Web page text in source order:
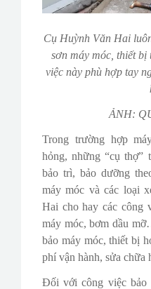
Cụ Huỳnh Văn Hai
sơn máy móc, thiết
việc này phù hợp tay
ẢNH:
Trong trường hợp
hỏng, những “cụ thợ”
bảo trì, bảo dưỡng
máy móc và các loại
Hai cho hay các công
máy móc, bơm dầu
bảo máy móc, thiết bị
phí vận hành, sửa chữa
Đối với công việc bảo